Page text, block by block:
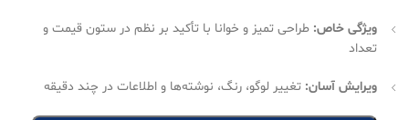
ویژگی خاص: طراحی تمیز و خوانا با تأکید بر نظم در ستون قیمت و
تعداد
ویرایش آسان: تغییر لوگو، رنگ، نوشته‌ها و اطلاعات در چند دقیقه